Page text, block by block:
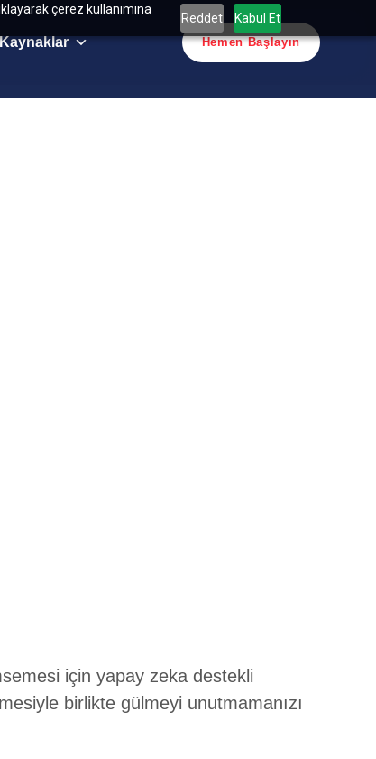
çerez kullanımına
Reddet Kabul Et
Hemen Başlayın
için yapay zeka destekli
birlikte gülmeyi unutmamanızı